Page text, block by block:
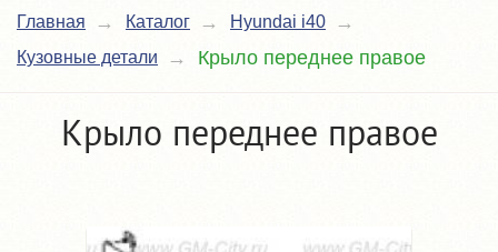
Главная Каталог
Hyundai i40
Кузовные детали
Крыло переднее правое
Крыло переднее правое